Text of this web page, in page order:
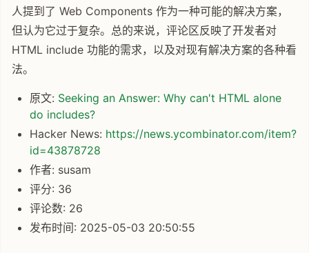
人提到了 Web Components 作为一种可能的解决方案，
但认为它过于复杂。总的来说，评论区反映了开发者对
HTML include 功能的需求，以及对现有解决方案的各种看
法。
原文: Seeking an Answer: Why can't HTML alone
do includes?
Hacker News: https://news.ycombinator.com/item?
id=43878728
作者: susam
评分: 36
评论数: 26
发布时间: 2025-05-03 20:50:55